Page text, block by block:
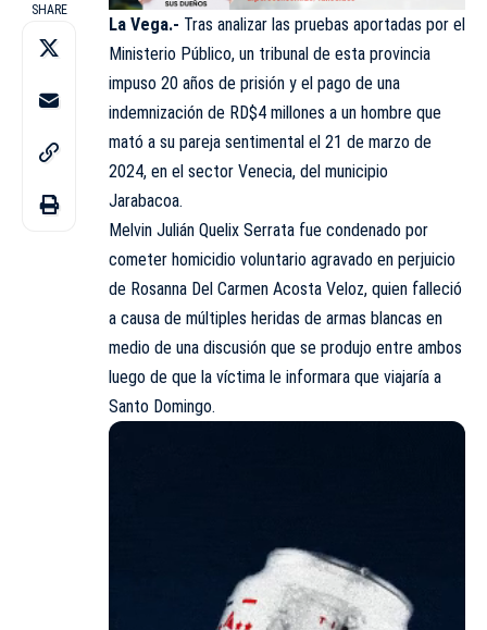
SHARE
La Vega.- Tras analizar las pruebas aportadas por el
Ministerio Público, un tribunal de esta provincia
impuso 20 años de prisión y el pago de una
indemnización de RD$4 millones a un hombre que
mató a su pareja sentimental el 21 de marzo de
2024, en el sector Venecia, del municipio
Jarabacoa.
Melvin Julián Quelix Serrata fue condenado por
cometer homicidio voluntario agravado en perjuicio
de Rosanna Del Carmen Acosta Veloz, quien falleció
a causa de múltiples heridas de armas blancas en
medio de una discusión que se produjo entre ambos
luego de que la víctima le informara que viajaría a
Santo Domingo.